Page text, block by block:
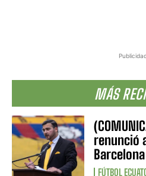
MÁS
renunció
Barcelona
FÚTBOL